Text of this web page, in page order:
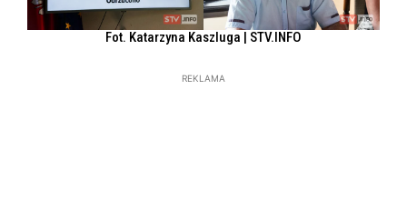
Fot. Katarzyna Kaszluga | STV.INFO
REKLAMA